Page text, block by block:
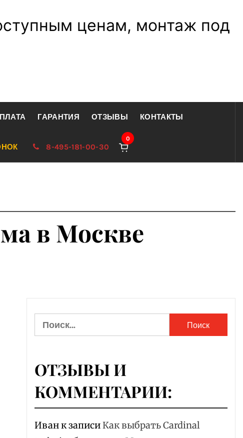
ценам, монтаж под
ГАРАНТИЯ ОТЗЫВЫ КОНТАКТЫ
8-495-181-00-30
0
в Москве
Найти:
ОТЗЫВЫ И
КОММЕНТАРИИ:
Иванк записиКак выбрать Cardinal